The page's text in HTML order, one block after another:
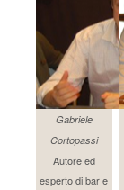
Gabriele
Cortopassi
Autore ed
esperto di bar e